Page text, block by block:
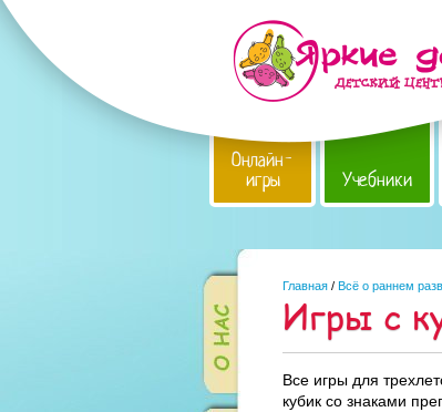
Онлайн-
игры Учебники
Главная / Всё о раннем
Игры с
Все игры для
кубик со знаками